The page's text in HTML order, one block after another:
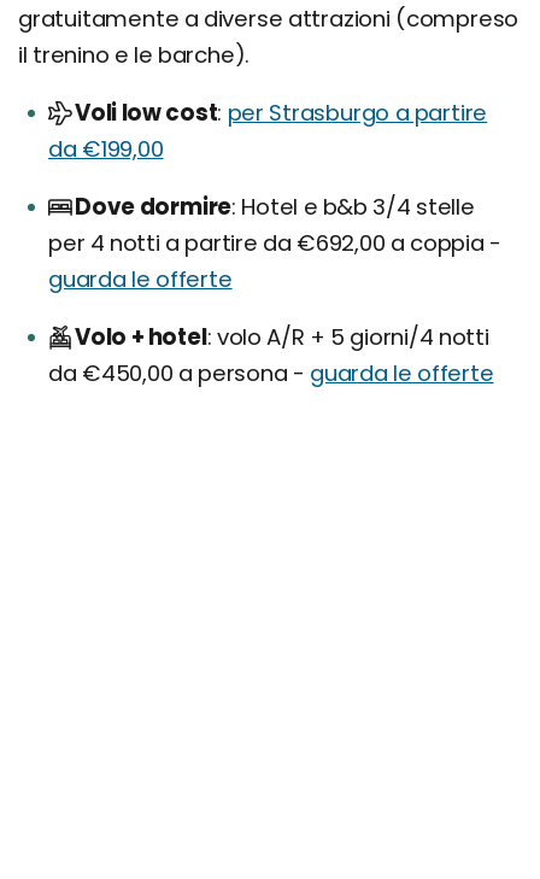
gratuitamente a diverse attrazioni (compreso
il trenino e le barche).
Voli low cost per Strasburgo a partire
da €199,00
Dove dormire Hotel e b&b 3/4 stelle
per 4 notti a partire da €692,00 a coppia -
guarda le offerte
Volo + hotel volo A/R + 5 giorni/4 notti
da €450,00 a persona - guarda le offerte